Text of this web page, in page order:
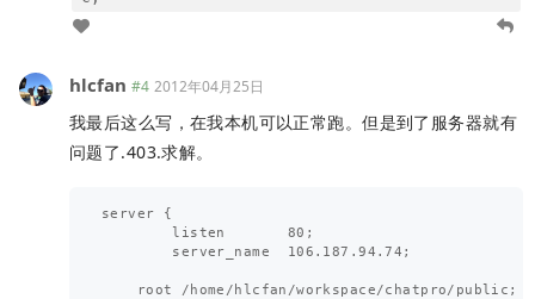
hlcfan #4 2012年04月25日
我最后这么写，在我本机可以正常跑。但是到了服务器就有
问题了.403.求解。
server {
        listen       80;
        server_name  106.187.94.74;
    root /home/hlcfan/workspace/chatpro/public;